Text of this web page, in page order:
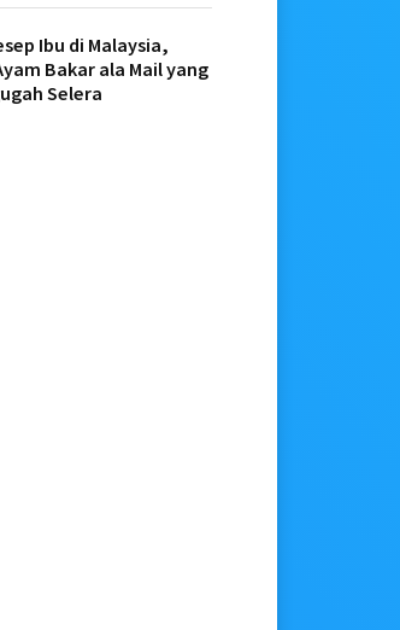
Ibu di Malaysia,
Bakar ala Mail yang
Selera